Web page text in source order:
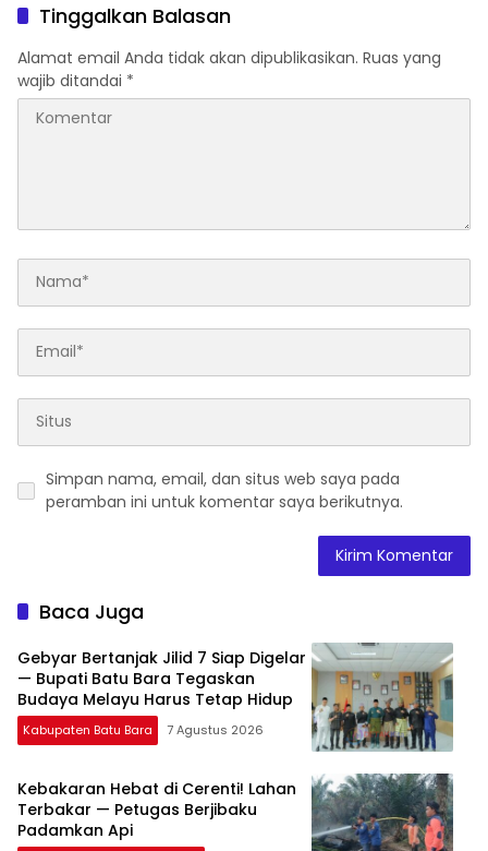
Tinggalkan Balasan
Alamat email Anda tidak akan dipublikasikan. Ruas yang
wajib ditandai *
Simpan nama, email, dan situs web saya pada
peramban ini untuk komentar saya berikutnya.
Baca Juga
Gebyar Bertanjak Jilid 7 Siap Digelar
— Bupati Batu Bara Tegaskan
Budaya Melayu Harus Tetap Hidup
Kabupaten Batu Bara 7 Agustus 2026
Kebakaran Hebat di Cerenti! Lahan
Terbakar — Petugas Berjibaku
Padamkan Api